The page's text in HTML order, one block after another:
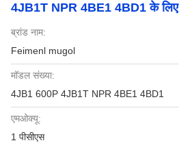
4JB1T NPR 4BE1 4BD1 के लिए
ब्रांड नाम:
Feimenl mugol
मॉडल संख्या:
4JB1 600P 4JB1T NPR 4BE1 4BD1
एमओक्यू:
1 पीसीएस